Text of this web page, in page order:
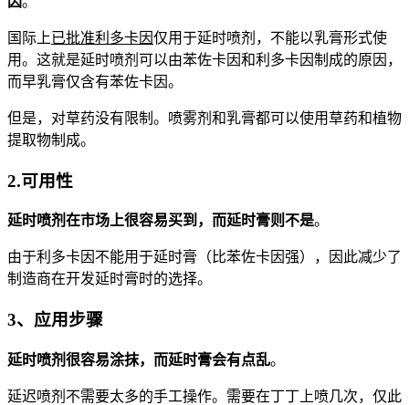
国际上已批准利多卡因仅用于延时喷剂，不能以乳膏形式使
用。这就是延时喷剂可以由苯佐卡因和利多卡因制成的原因，
而早乳膏仅含有苯佐卡因。
但是，对草药没有限制。喷雾剂和乳膏都可以使用草药和植物
提取物制成。
2.可用性
延时喷剂在市场上很容易买到，而延时膏则不是。
由于利多卡因不能用于延时膏（比苯佐卡因强），因此减少了
制造商在开发延时膏时的选择。
3、应用步骤
延时喷剂很容易涂抹，而延时膏会有点乱。
延迟喷剂不需要太多的手工操作。需要在丁丁上喷几次，仅此